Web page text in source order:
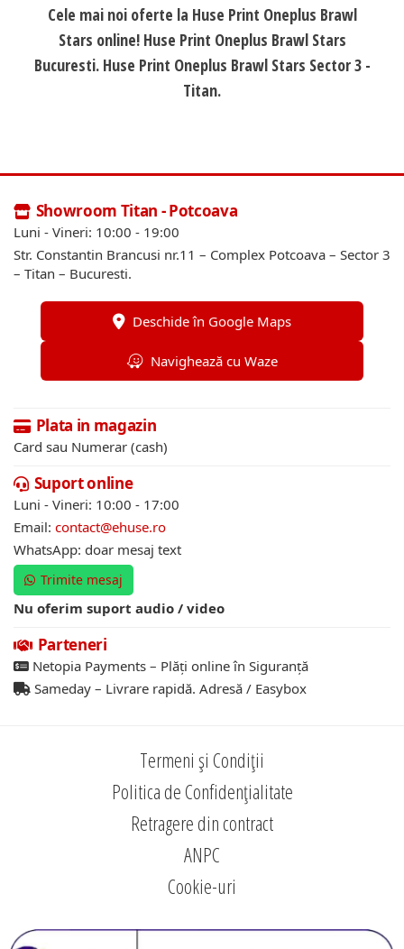
Cele mai noi oferte la Huse Print Oneplus Brawl
Stars online! Huse Print Oneplus Brawl Stars
Bucuresti. Huse Print Oneplus Brawl Stars Sector 3 -
Titan.
Showroom Titan - Potcoava
Luni - Vineri: 10:00 - 19:00
Str. Constantin Brancusi nr.11 – Complex Potcoava – Sector 3
– Titan – Bucuresti.
Deschide în Google Maps
Navighează cu Waze
Plata in magazin
Card sau Numerar (cash)
Suport online
Luni - Vineri: 10:00 - 17:00
Email: contact@ehuse.ro
WhatsApp: doar mesaj text
Trimite mesaj
Nu oferim suport audio / video
Parteneri
Netopia Payments – Plăți online în Siguranță
Sameday – Livrare rapidă. Adresă / Easybox
Termeni și Condiții
Politica de Confidențialitate
Retragere din contract
ANPC
Cookie-uri